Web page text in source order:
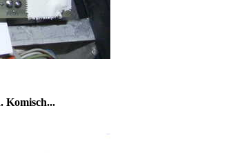
Komisch...